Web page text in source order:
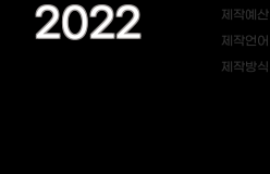
2022 제작예산
제작언어
제작방식